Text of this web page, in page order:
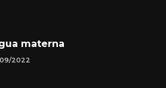
materna
2022